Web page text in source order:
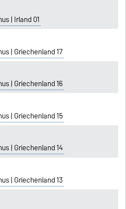
| Irland 01
| Griechenland 17
| Griechenland 16
| Griechenland 15
| Griechenland 14
| Griechenland 13